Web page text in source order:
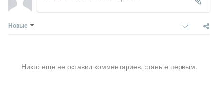
Новые
Никто ещё не оставил комментариев, станьте первым.